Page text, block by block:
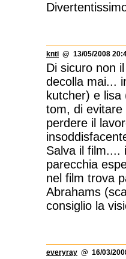
knti @ 13/05/2008
Di sicuro non
decolla mai...
kutcher) e
tom, di evitare
perdere il
Salva il film....
parecchia
nel film trova
Abrahams
consiglio la
everyray @ 16/03/